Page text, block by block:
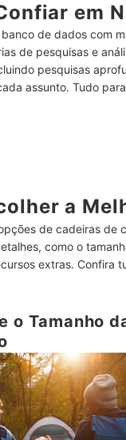
de Observar o
com Porta-Copos e
de Camping
de Barracas de
em
de dados com
de pesquisas e
pesquisas
assunto. Tudo
a
de cadeiras de
como o
extras. Confira
o Tamanho